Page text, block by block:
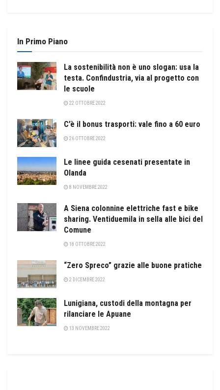
In Primo Piano
La sostenibilità non è uno slogan: usa la
testa. Confindustria, via al progetto con
le scuole
22 OTTOBRE 2022
C’è il bonus trasporti: vale fino a 60 euro
26 OTTOBRE 2022
Le linee guida cesenati presentate in
Olanda
8 NOVEMBRE 2022
A Siena colonnine elettriche fast e bike
sharing. Ventiduemila in sella alle bici del
Comune
18 OTTOBRE 2022
“Zero Spreco” grazie alle buone pratiche
2 DICEMBRE 2022
Lunigiana, custodi della montagna per
rilanciare le Apuane
13 NOVEMBRE 2022